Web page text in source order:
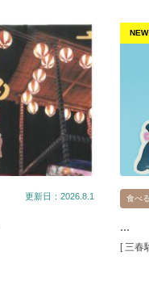
更新日：2026.8.1 食べ
...
[ 三春